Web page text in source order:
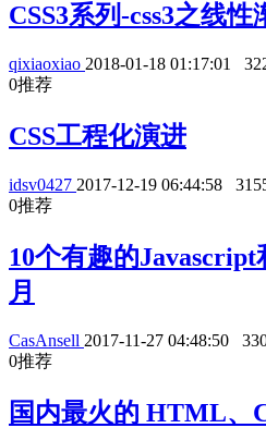
CSS3系列-css3之线性
qixiaoxiao 2018-01-18 01:17:01
0推荐
CSS工程化演进
idsv0427 2017-12-19 06:44:58
0推荐
10个有趣的Javascript
月
CasAnsell 2017-11-27 04:48:50
0推荐
国内最火的 HTML、